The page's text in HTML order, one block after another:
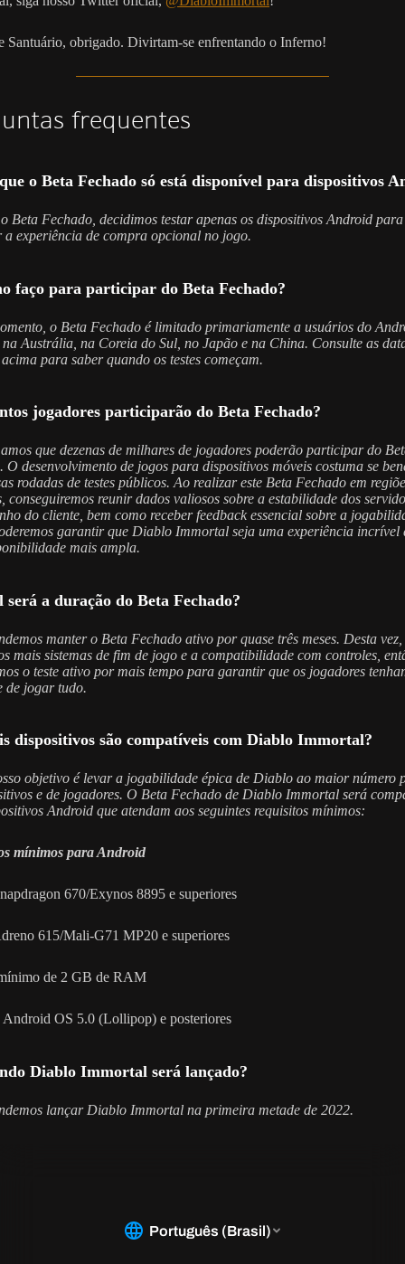
Santuário, obrigado. Divirtam-se enfrentando o Inferno!
frequentes
o Beta Fechado só está disponível para dispositivos
Beta Fechado, decidimos testar apenas os dispositivos Android para
a experiência de compra opcional no jogo.
faço para participar do Beta Fechado?
o Beta Fechado é limitado primariamente a usuários do
Austrália, na Coreia do Sul, no Japão e na China. Consulte as
para saber quando os testes começam.
jogadores participarão do Beta Fechado?
que dezenas de milhares de jogadores poderão participar do
O desenvolvimento de jogos para dispositivos móveis costuma se
rodadas de testes públicos. Ao realizar este Beta Fechado em
conseguiremos reunir dados valiosos sobre a estabilidade dos
do cliente, bem como receber feedback essencial sobre a
garantir que Diablo Immortal seja uma experiência incrível
mais ampla.
será a duração do Beta Fechado?
manter o Beta Fechado ativo por quase três meses. Desta vez,
mais sistemas de fim de jogo e a compatibilidade com controles,
o teste ativo por mais tempo para garantir que os jogadores
de jogar tudo.
dispositivos são compatíveis com Diablo Immortal?
objetivo é levar a jogabilidade épica de Diablo ao maior número
e de jogadores. O Beta Fechado de Diablo Immortal será
Android que atendam aos seguintes requisitos mínimos:
mínimos para Android
670/Exynos 8895 e superiores
615/Mali-G71 MP20 e superiores
de 2 GB de RAM
OS 5.0 (Lollipop) e posteriores
Diablo Immortal será lançado?
lançar Diablo Immortal na primeira metade de 2022.